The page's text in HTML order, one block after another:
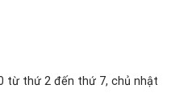
từ thứ 2 đến thứ 7, chủ nhật